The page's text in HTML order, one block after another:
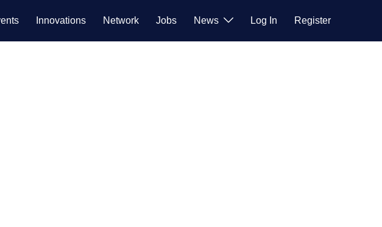
Innovations Network Jobs News Log In Register